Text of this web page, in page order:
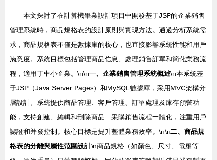
本文探討了在計算機畢業設計項目中開發基于JSP的企業銷售
管理系統時，商品規格表的設計原則與實現方法。通過分析系統需
求，商品規格表不僅是數據庫的核心，也直接影響系統性能和用戶
滿意度。系統目標包括管理商品信息、處理銷售訂單和簡化業務流
程，適用于中小企業。\n\n一、企業銷售管理系統概述\n本系統基
于JSP（Java Server Pages）和MySQL數據庫，采用MVC架構分
層設計。系統提供商品管理、客戶管理、訂單處理及庫存預警功
能，支持創建、編輯和刪除商品，采購銷售流程一體化，注重用戶
認證和并發控制。核心目標是提升整體業務效率。\n\n二、商品規
格表的分離與屬性范圍設計\n商品規格（如顏色、尺寸、電壓等